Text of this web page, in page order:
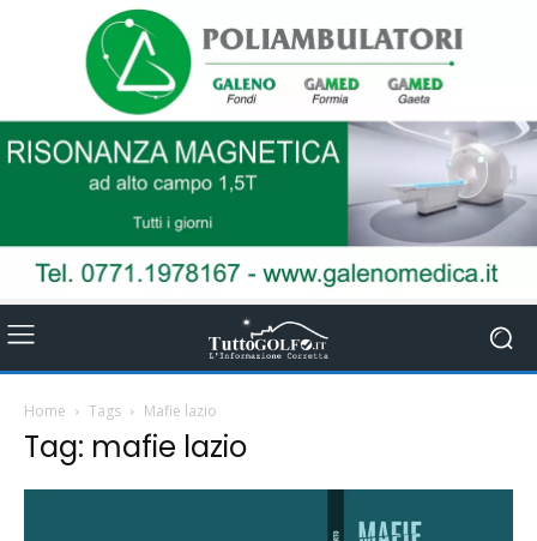
Home Tags Mafie lazio
Tag: mafie lazio